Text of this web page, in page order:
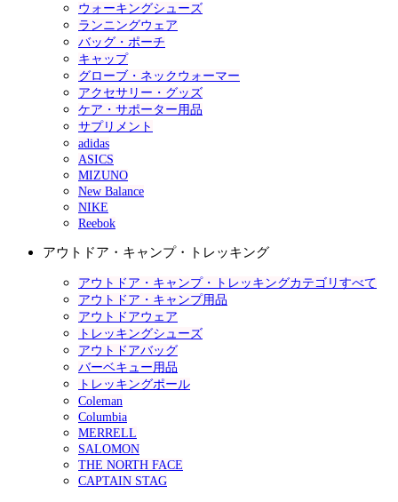
ウォーキングシューズ
ランニングウェア
バッグ・ポーチ
キャップ
グローブ・ネックウォーマー
アクセサリー・グッズ
ケア・サポーター用品
サプリメント
adidas
ASICS
MIZUNO
New Balance
NIKE
Reebok
アウトドア・キャンプ・トレッキング
アウトドア・キャンプ・トレッキングカテゴリすべて
アウトドア・キャンプ用品
アウトドアウェア
トレッキングシューズ
アウトドアバッグ
バーベキュー用品
トレッキングポール
Coleman
Columbia
MERRELL
SALOMON
THE NORTH FACE
CAPTAIN STAG